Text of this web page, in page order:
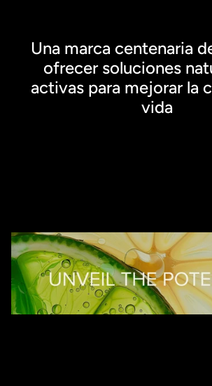
Una marca centenaria
ofrecer soluciones
activas para mejorar la
vida